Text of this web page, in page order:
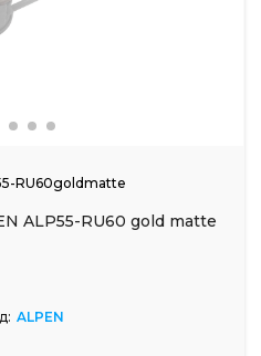
RU60goldmatte
ALP55-RU60 gold matte
ALPEN